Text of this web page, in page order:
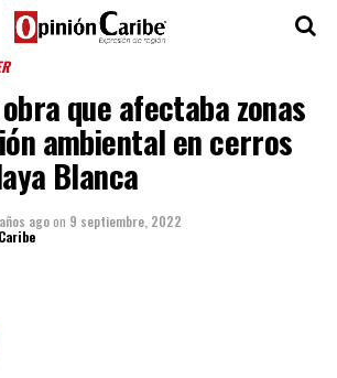
que afectaba zonas
ambiental en cerros
Blanca
agoon 9 septiembre, 2022